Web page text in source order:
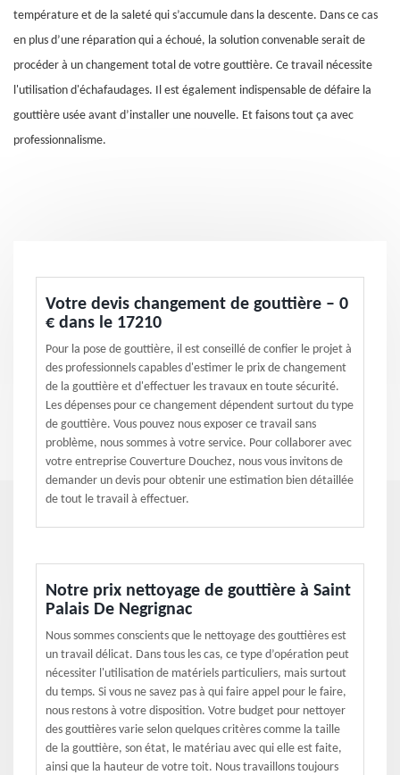
température et de la saleté qui s’accumule dans la descente. Dans ce cas
en plus d’une réparation qui a échoué, la solution convenable serait de
procéder à un changement total de votre gouttière. Ce travail nécessite
l'utilisation d'échafaudages. Il est également indispensable de défaire la
gouttière usée avant d’installer une nouvelle. Et faisons tout ça avec
professionnalisme.
Votre devis changement de gouttière – 0
€ dans le 17210
Pour la pose de gouttière, il est conseillé de confier le projet à
des professionnels capables d'estimer le prix de changement
de la gouttière et d'effectuer les travaux en toute sécurité.
Les dépenses pour ce changement dépendent surtout du type
de gouttière. Vous pouvez nous exposer ce travail sans
problème, nous sommes à votre service. Pour collaborer avec
votre entreprise Couverture Douchez, nous vous invitons de
demander un devis pour obtenir une estimation bien détaillée
de tout le travail à effectuer.
Notre prix nettoyage de gouttière à Saint
Palais De Negrignac
Nous sommes conscients que le nettoyage des gouttières est
un travail délicat. Dans tous les cas, ce type d’opération peut
nécessiter l'utilisation de matériels particuliers, mais surtout
du temps. Si vous ne savez pas à qui faire appel pour le faire,
nous restons à votre disposition. Votre budget pour nettoyer
des gouttières varie selon quelques critères comme la taille
de la gouttière, son état, le matériau avec qui elle est faite,
ainsi que la hauteur de votre toit. Nous travaillons toujours